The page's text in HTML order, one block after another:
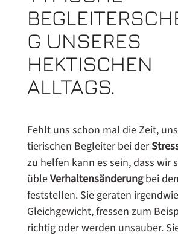
G UNSERES
HEKTISCHEN
ALLTAGS.
Fehlt uns schon mal die Zeit,
tierischen Begleiter bei der
zu helfen kann es sein, dass wir
übleVerhaltensänderungbei
feststellen. Sie geraten
Gleichgewicht, fressen zum
richtig oder werden unsauber.